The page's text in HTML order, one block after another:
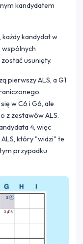
kandydatem
kandydat w
wspólnych
usunięty.
pierwszy ALS, a G1
w C6 i G6, ale
z zestawów ALS.
4, więc
który "widzi" te
przypadku